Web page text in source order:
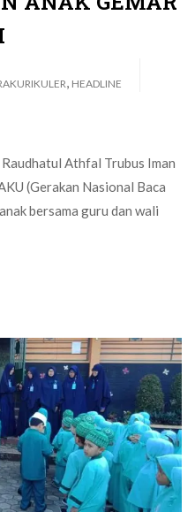
, HEADLINE
Athfal Trubus Iman
(Gerakan Nasional Baca
bersama guru dan wali